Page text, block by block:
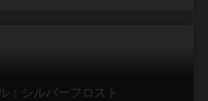
：シルバーフロスト